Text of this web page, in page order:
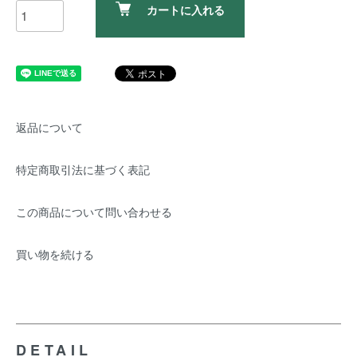
カートに入れる
返品について
特定商取引法に基づく表記
この商品について問い合わせる
買い物を続ける
DETAIL